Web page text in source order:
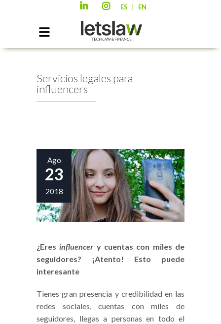
ES EN
Servicios legales para
influencers
Ago
23
2018
¿Eresinfluencer y cuentas con miles de
seguidores? ¡Atento! Esto puede
interesante
Tienes gran presencia y credibilidad en las
redes sociales, cuentas con miles de
seguidores, llegas a personas en todo el